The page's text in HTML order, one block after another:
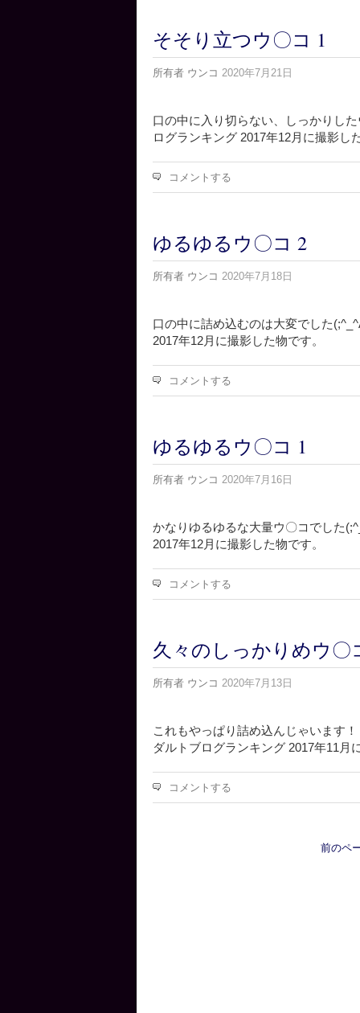
そそり立つウ〇コ 1
所有者 ウンコ 2020年7月21日
口の中に入り切らない、しっかりし
ログランキング 2017年12月に撮影し
コメントする
ゆるゆるウ〇コ 2
所有者 ウンコ 2020年7月18日
口の中に詰め込むのは大変でした
2017年12月に撮影した物です。
コメントする
ゆるゆるウ〇コ 1
所有者 ウンコ 2020年7月16日
かなりゆるゆるな大量ウ〇コでした
2017年12月に撮影した物です。
コメントする
久々のしっかりめウ〇
所有者 ウンコ 2020年7月13日
これもやっぱり詰め込んじゃいます
ダルトブログランキング 2017年11月
コメントする
前のペ